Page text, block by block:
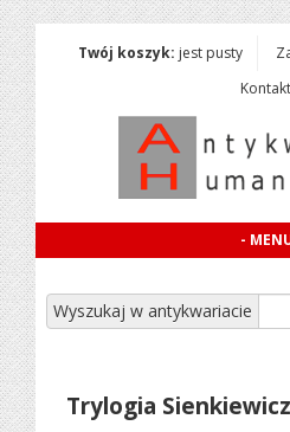
Twój koszyk: jest pusty
Kontakt
-
Wyszukaj w antykwariacie
Trylogia